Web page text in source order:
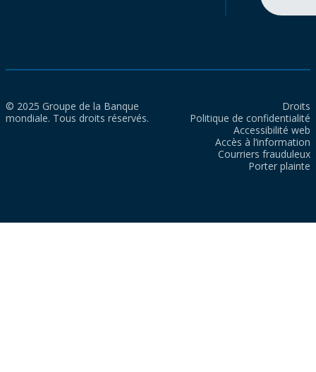
© 2025 Groupe de la Banque
mondiale. Tous droits réservés.
Droits
Politique de confidentialité
Accessibilité web
Accès à l’information
Courriers frauduleux
Porter plainte